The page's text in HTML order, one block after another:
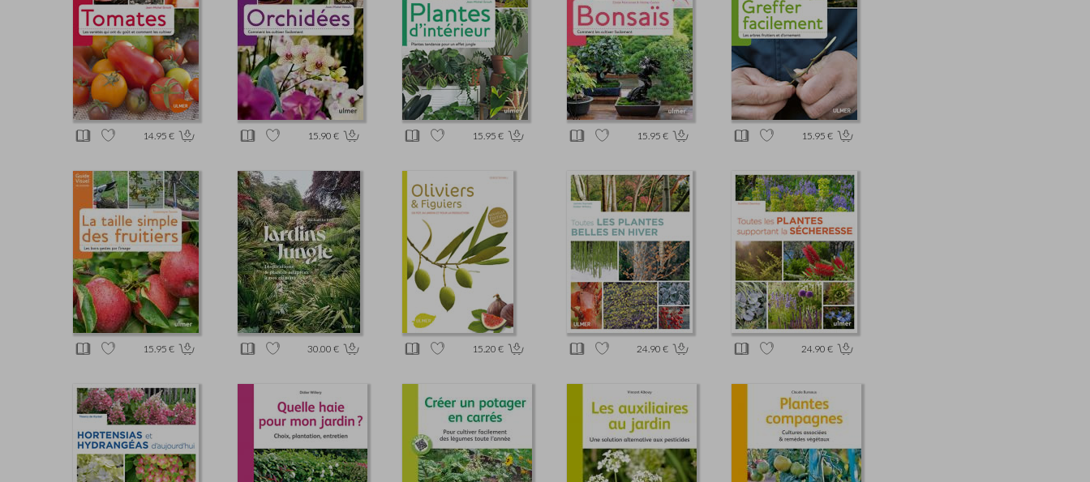
14.95 € 15.90 € 15.95 € 15.95 € 15.95 €
15.95 € 30.00 € 15.20 € 24.90 € 24.90 €